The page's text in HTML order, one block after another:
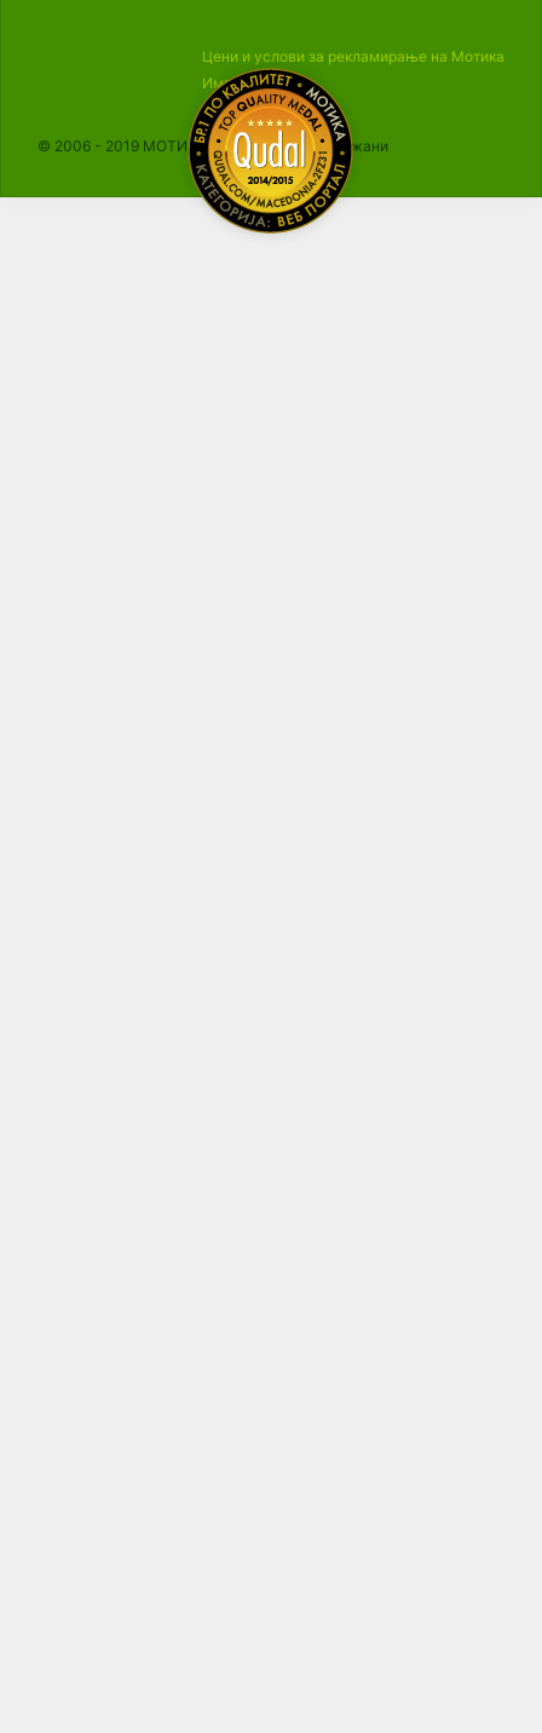
Цени и услови за рекламирање на Мотика
Импресум
© 2006 - 2019 МОТИКА, Сите права се задржани